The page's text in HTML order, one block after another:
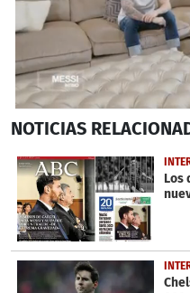
seconds
1
minute,
seconds
NOTICIAS
Los